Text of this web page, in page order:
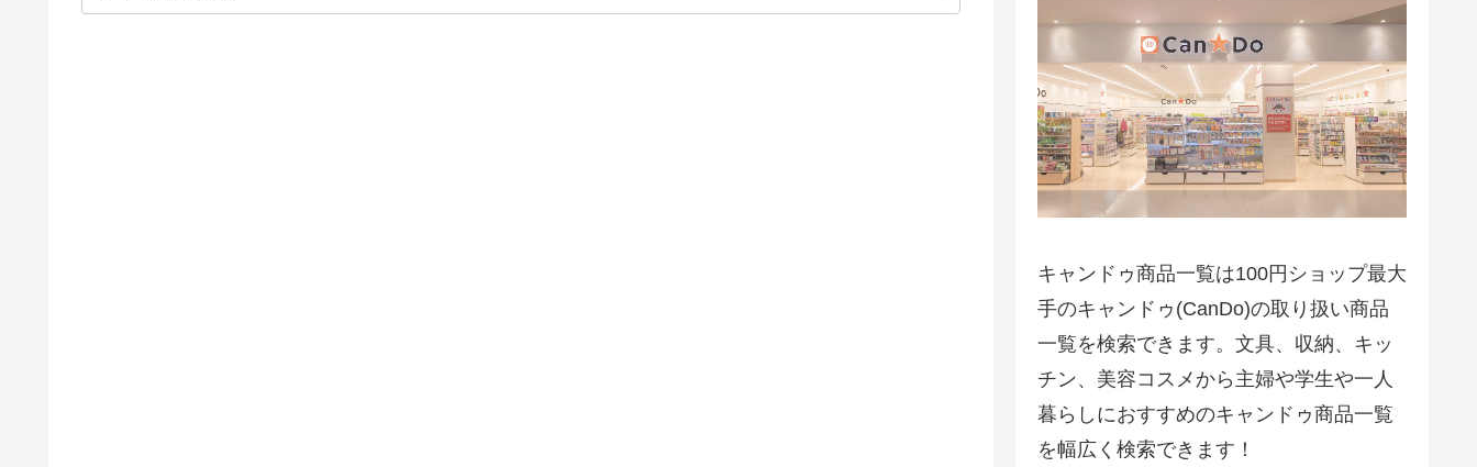
キャンドゥ商品一覧は100円ショップ最大
手のキャンドゥ(CanDo)の取り扱い商品
一覧を検索できます。文具、収納、キッ
チン、美容コスメから主婦や学生や一人
暮らしにおすすめのキャンドゥ商品一覧
を幅広く検索できます！